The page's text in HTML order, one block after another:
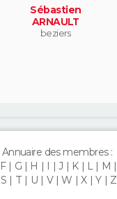
Sébastien
ARNAULT
beziers
Annuaire des membres :
F G H I J K L M
S
T U V W X Y Z